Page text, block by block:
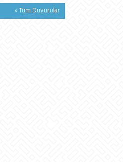
» Tüm Duyurular